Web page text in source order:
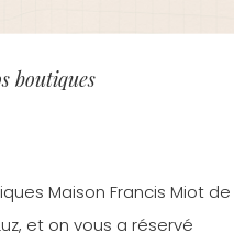
boutiques
Maison Francis Miot de
et on vous a réservé